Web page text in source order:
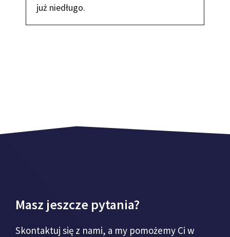
już niedługo.
Masz jeszcze pytania?
Skontaktuj się z nami, a my pomożemy Ci w